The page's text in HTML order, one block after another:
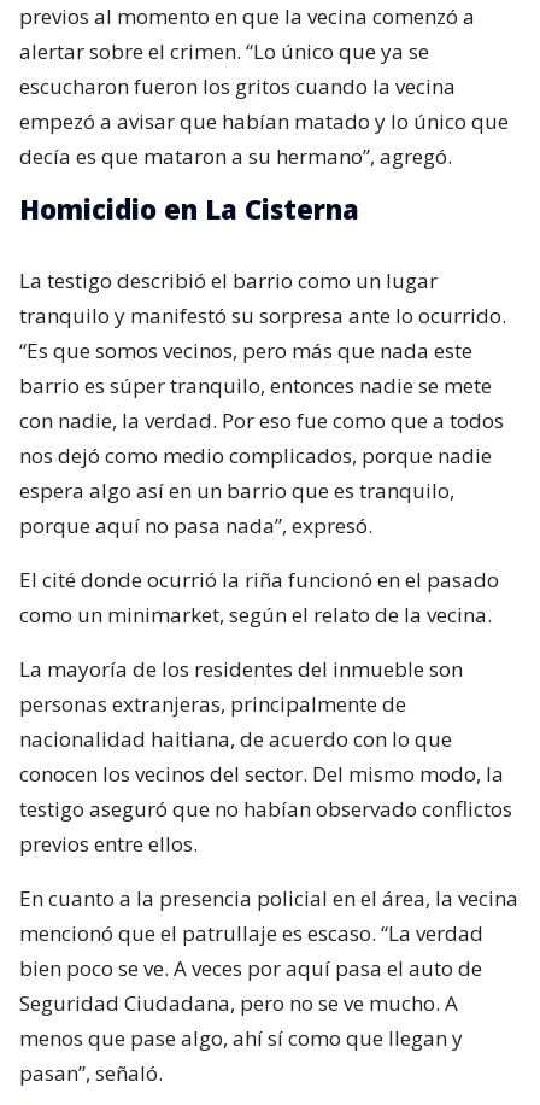
previos al momento en que la vecina comenzó a
alertar sobre el crimen. “Lo único que ya se
escucharon fueron los gritos cuando la vecina
empezó a avisar que habían matado y lo único que
decía es que mataron a su hermano”, agregó.
Homicidio en La Cisterna
La testigo describió el barrio como un lugar
tranquilo y manifestó su sorpresa ante lo ocurrido.
“Es que somos vecinos, pero más que nada este
barrio es súper tranquilo, entonces nadie se mete
con nadie, la verdad. Por eso fue como que a todos
nos dejó como medio complicados, porque nadie
espera algo así en un barrio que es tranquilo,
porque aquí no pasa nada”, expresó.
El cité donde ocurrió la riña funcionó en el pasado
como un minimarket, según el relato de la vecina.
La mayoría de los residentes del inmueble son
personas extranjeras, principalmente de
nacionalidad haitiana, de acuerdo con lo que
conocen los vecinos del sector. Del mismo modo, la
testigo aseguró que no habían observado conflictos
previos entre ellos.
En cuanto a la presencia policial en el área, la vecina
mencionó que el patrullaje es escaso. “La verdad
bien poco se ve. A veces por aquí pasa el auto de
Seguridad Ciudadana, pero no se ve mucho. A
menos que pase algo, ahí sí como que llegan y
pasan”, señaló.